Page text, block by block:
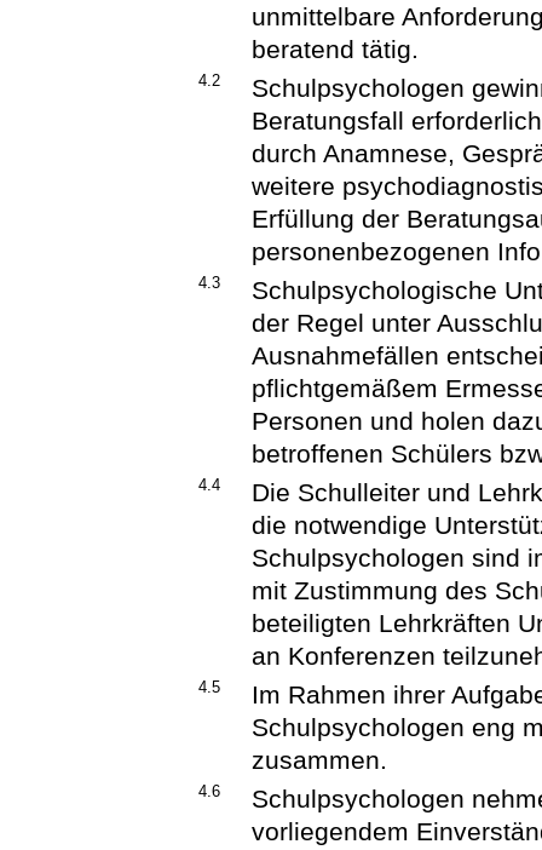
unmittelbare
beratend tätig.
4.2
Schulpsychologen
Beratungsfall
durch Anamnese,
weitere
Erfüllung der
personenbezogenen
4.3
Schulpsychologische
der Regel unter
Ausnahmefällen
pflichtgemäßem
Personen und holen
betroffenen Schülers
4.4
Die Schulleiter und
die notwendige
Schulpsychologen sind
mit Zustimmung des
beteiligten Lehrkräften
an Konferenzen
4.5
Im Rahmen ihrer
Schulpsychologen eng
zusammen.
4.6
Schulpsychologen
vorliegendem